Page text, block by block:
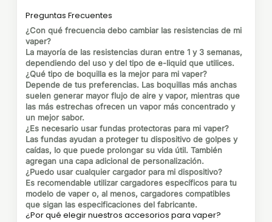
Preguntas Frecuentes
¿Con qué frecuencia debo cambiar las resistencias de mi
vaper?
La mayoría de las resistencias duran entre 1 y 3 semanas,
dependiendo del uso y del tipo de e-liquid que utilices.
¿Qué tipo de boquilla es la mejor para mi vaper?
Depende de tus preferencias. Las boquillas más anchas
suelen generar mayor flujo de aire y vapor, mientras que
las más estrechas ofrecen un vapor más concentrado y
un mejor sabor.
¿Es necesario usar fundas protectoras para mi vaper?
Las fundas ayudan a proteger tu dispositivo de golpes y
caídas, lo que puede prolongar su vida útil. También
agregan una capa adicional de personalización.
¿Puedo usar cualquier cargador para mi dispositivo?
Es recomendable utilizar cargadores específicos para tu
modelo de vaper o, al menos, cargadores compatibles
que sigan las especificaciones del fabricante.
¿Por qué elegir nuestros accesorios para vaper?